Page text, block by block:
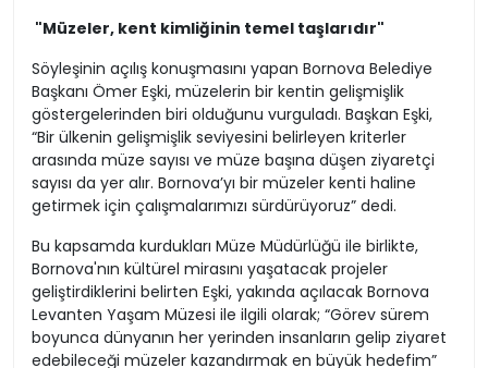
"Müzeler, kent kimliğinin temel taşlarıdır"
Söyleşinin açılış konuşmasını yapan Bornova Belediye
Başkanı Ömer Eşki, müzelerin bir kentin gelişmişlik
göstergelerinden biri olduğunu vurguladı. Başkan Eşki,
“Bir ülkenin gelişmişlik seviyesini belirleyen kriterler
arasında müze sayısı ve müze başına düşen ziyaretçi
sayısı da yer alır. Bornova’yı bir müzeler kenti haline
getirmek için çalışmalarımızı sürdürüyoruz” dedi.
Bu kapsamda kurdukları Müze Müdürlüğü ile birlikte,
Bornova'nın kültürel mirasını yaşatacak projeler
geliştirdiklerini belirten Eşki, yakında açılacak Bornova
Levanten Yaşam Müzesi ile ilgili olarak; “Görev sürem
boyunca dünyanın her yerinden insanların gelip ziyaret
edebileceği müzeler kazandırmak en büyük hedefim”